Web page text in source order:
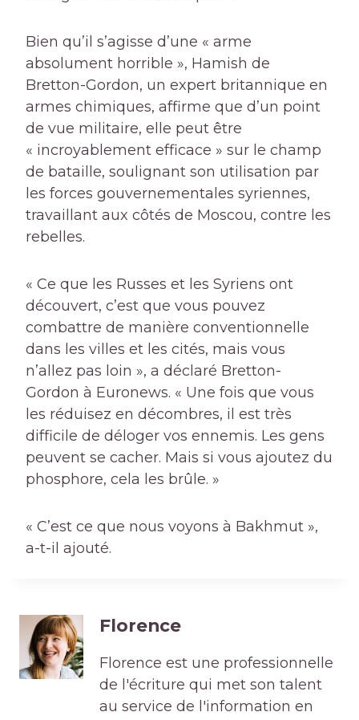
Bien qu’il s’agisse d’une « arme
absolument horrible », Hamish de
Bretton-Gordon, un expert britannique en
armes chimiques, affirme que d’un point
de vue militaire, elle peut être
« incroyablement efficace » sur le champ
de bataille, soulignant son utilisation par
les forces gouvernementales syriennes,
travaillant aux côtés de Moscou, contre les
rebelles.
« Ce que les Russes et les Syriens ont
découvert, c’est que vous pouvez
combattre de manière conventionnelle
dans les villes et les cités, mais vous
n’allez pas loin », a déclaré Bretton-
Gordon à Euronews. « Une fois que vous
les réduisez en décombres, il est très
difficile de déloger vos ennemis. Les gens
peuvent se cacher. Mais si vous ajoutez du
phosphore, cela les brûle. »
« C’est ce que nous voyons à Bakhmut »,
a-t-il ajouté.
Florence
Florence est une professionnelle
de l'écriture qui met son talent
au service de l'information en